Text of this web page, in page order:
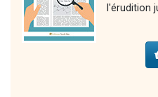
l'érudition